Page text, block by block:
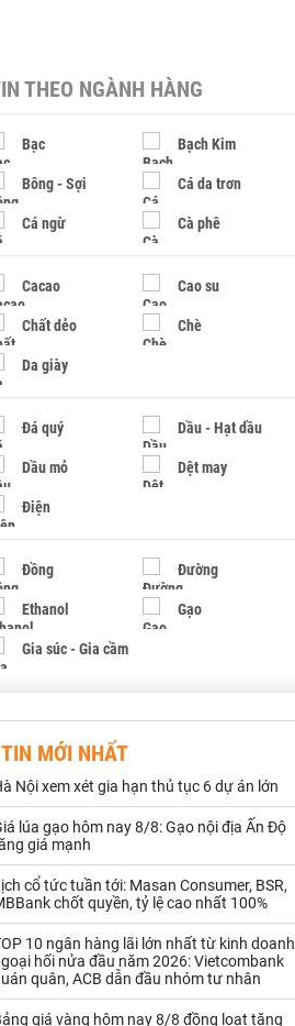
THEO NGÀNH HÀNG
Bạc Bạch Kim
Bông - Sợi Cá da trơn
Cá ngừ Cà phê
Cacao Cao su
Chất dẻo Chè
Da giày
Đá quý Dầu - Hạt dầu
Dầu mỏ Dệt may
Điện
Đồng Đường
Ethanol Gạo
Gia súc - Gia cầm
Hạt điều
Khí đốt
Kim loại khác
Muối Ngũ cốc
Palladium Phân bón
TIN MỚI NHẤT
Nội xem xét gia hạn thủ tục 6 dự án lớn
lúa gạo hôm nay 8/8: Gạo nội địa Ấn Độ
giá mạnh
cổ tức tuần tới: Masan Consumer, BSR,
chốt quyền, tỷ lệ cao nhất 100%
10 ngân hàng lãi lớn nhất từ kinh doanh
hối nửa đầu năm 2026: Vietcombank
quân, ACB dẫn đầu nhóm tư nhân
giá vàng hôm nay 8/8 đồng loạt tăng